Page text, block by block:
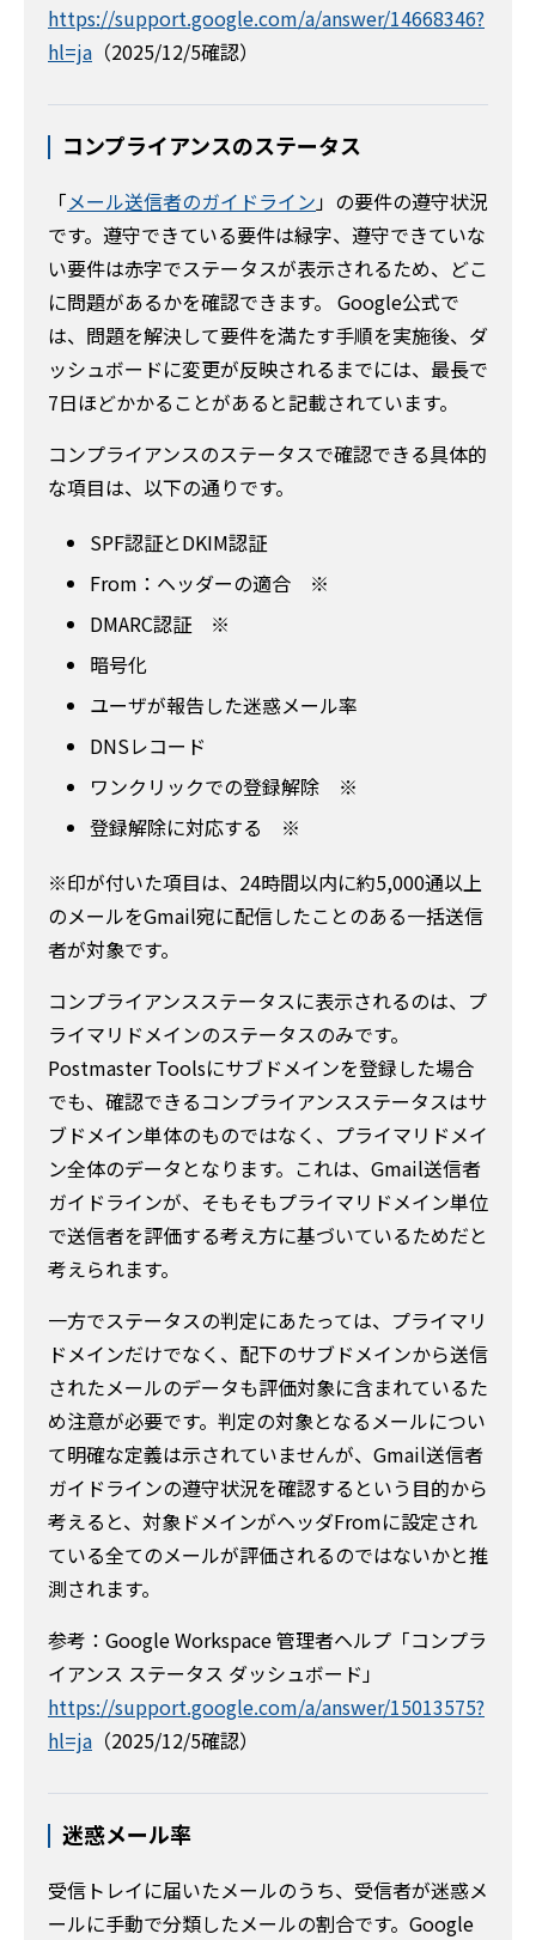
https://support.google.com/a/answer/14668346?
hl=ja （2025/12/5確認）
コンプライアンスのステータス
「メール送信者のガイドライン 」の要件の遵守状況
です。遵守できている要件は緑字、遵守できていな
い要件は赤字でステータスが表示されるため、どこ
に問題があるかを確認できます。 Google公式で
は、問題を解決して要件を満たす手順を実施後、ダ
ッシュボードに変更が反映されるまでには、最長で
7日ほどかかることがあると記載されています。
コンプライアンスのステータスで確認できる具体的
な項目は、以下の通りです。
SPF認証とDKIM認証
From：ヘッダーの適合 ※
DMARC認証 ※
暗号化
ユーザが報告した迷惑メール率
DNSレコード
ワンクリックでの登録解除 ※
登録解除に対応する ※
※印が付いた項目は、24時間以内に約5,000通以上
のメールをGmail宛に配信したことのある一括送信
者が対象です。
コンプライアンスステータスに表示されるのは、プ
ライマリドメインのステータスのみです。
Postmaster Toolsにサブドメインを登録した場合
でも、確認できるコンプライアンスステータスはサ
ブドメイン単体のものではなく、プライマリドメイ
ン全体のデータとなります。これは、Gmail送信者
ガイドラインが、そもそもプライマリドメイン単位
で送信者を評価する考え方に基づいているためだと
考えられます。
一方でステータスの判定にあたっては、プライマリ
ドメインだけでなく、配下のサブドメインから送信
されたメールのデータも評価対象に含まれているた
め注意が必要です。判定の対象となるメールについ
て明確な定義は示されていませんが、Gmail送信者
ガイドラインの遵守状況を確認するという目的から
考えると、対象ドメインがヘッダFromに設定され
ている全てのメールが評価されるのではないかと推
測されます。
参考：Google Workspace 管理者ヘルプ「コンプラ
イアンス ステータス ダッシュボード」
https://support.google.com/a/answer/15013575?
hl=ja （2025/12/5確認）
迷惑メール率
受信トレイに届いたメールのうち、受信者が迷惑メ
ールに手動で分類したメールの割合です。Google